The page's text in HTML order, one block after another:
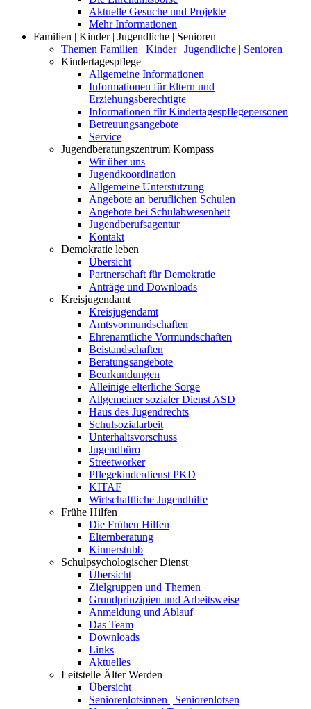
Aktuelle Gesuche und Projekte
Mehr Informationen
Familien | Kinder | Jugendliche | Senioren
Themen Familien | Kinder | Jugendliche | Senioren
Kindertagespflege
Allgemeine Informationen
Informationen für Eltern und
Erziehungsberechtigte
Informationen für Kindertagespflegepersonen
Betreuungsangebote
Service
Jugendberatungszentrum Kompass
Wir über uns
Jugendkoordination
Allgemeine Unterstützung
Angebote an beruflichen Schulen
Angebote bei Schulabwesenheit
Jugendberufsagentur
Kontakt
Demokratie leben
Übersicht
Partnerschaft für Demokratie
Anträge und Downloads
Kreisjugendamt
Kreisjugendamt
Amtsvormundschaften
Ehrenamtliche Vormundschaften
Beistandschaften
Beratungsangebote
Beurkundungen
Alleinige elterliche Sorge
Allgemeiner sozialer Dienst ASD
Haus des Jugendrechts
Schulsozialarbeit
Unterhaltsvorschuss
Jugendbüro
Streetworker
Pflegekinderdienst PKD
KITAF
Wirtschaftliche Jugendhilfe
Frühe Hilfen
Die Frühen Hilfen
Elternberatung
Kinnerstubb
Schulpsychologischer Dienst
Übersicht
Zielgruppen und Themen
Grundprinzipien und Arbeitsweise
Anmeldung und Ablauf
Das Team
Downloads
Links
Aktuelles
Leitstelle Älter Werden
Übersicht
Seniorenlotsinnen | Seniorenlotsen